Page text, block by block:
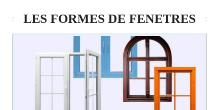
LES FORMES DE FENETRES